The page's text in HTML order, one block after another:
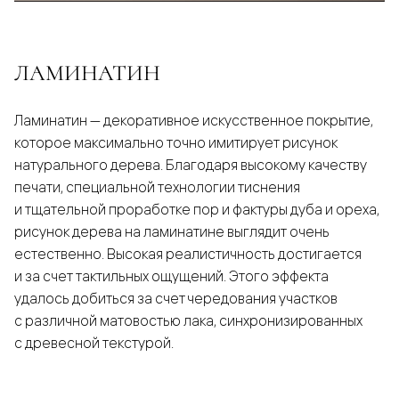
ЛАМИНАТИН
Ламинатин — декоративное искусственное покрытие,
которое максимально точно имитирует рисунок
натурального дерева. Благодаря высокому качеству
печати, специальной технологии тиснения
и тщательной проработке пор и фактуры дуба и ореха,
рисунок дерева на ламинатине выглядит очень
естественно. Высокая реалистичность достигается
и за счет тактильных ощущений. Этого эффекта
удалось добиться за счет чередования участков
с различной матовостью лака, синхронизированных
с древесной текстурой.